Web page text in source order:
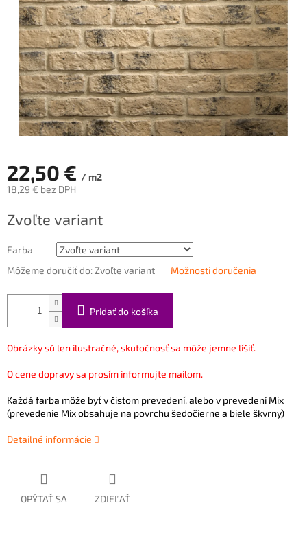
22,50 € / m2
18,29 € bez DPH
cena:
Zvoľte variant
Farba
Môžeme doručiť do: Zvoľte variant Možnosti doručenia
Pridať do košíka
Obrázky sú len ilustračné, skutočnosť sa môže jemne líšiť.
O cene dopravy sa prosím informujte mailom.
Každá farba môže byť v čistom prevedení, alebo v prevedení Mix
(prevedenie Mix obsahuje na povrchu šedočierne a biele škvrny)
Detailné informácie
OPÝTAŤ SA ZDIEĽAŤ